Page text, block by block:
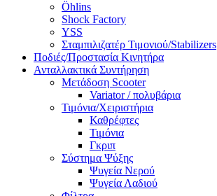
Öhlins
Shock Factory
YSS
Σταμπιλιζατέρ Τιμονιού/Stabilizers
Ποδιές/Προστασία Κινητήρα
Ανταλλακτικά Συντήρηση
Μετάδοση Scooter
Variator / πολυβάρια
Τιμόνια/Χειριστήρια
Καθρέφτες
Τιμόνια
Γκριπ
Σύστημα Ψύξης
Ψυγεία Νερού
Ψυγεία Λαδιού